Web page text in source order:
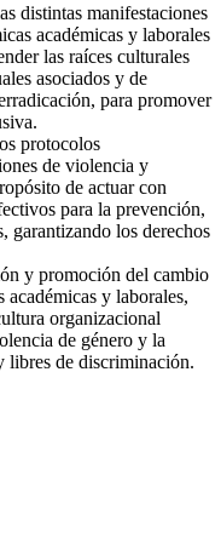
distintas manifestaciones
académicas y laborales
las raíces culturales
asociados y de
para promover
protocolos
de violencia y
de actuar con
para la prevención,
garantizando los derechos
y promoción del cambio
y laborales,
organizacional
de género y la
libres de discriminación.